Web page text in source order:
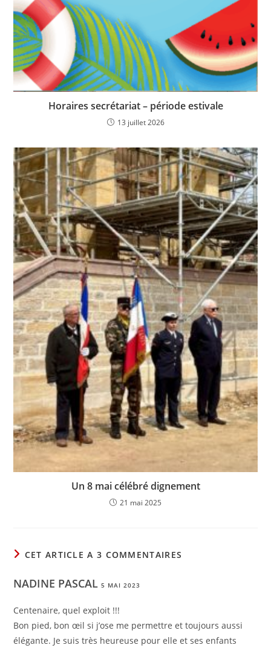
Horaires secrétariat – période estivale
13 juillet 2026
Un 8 mai célébré dignement
21 mai 2025
CET ARTICLE A 3 COMMENTAIRES
NADINE PASCAL5 MAI 2023
Centenaire, quel exploit !!!
Bon pied, bon œil si j’ose me permettre et toujours aussi
élégante. Je suis très heureuse pour elle et ses enfants